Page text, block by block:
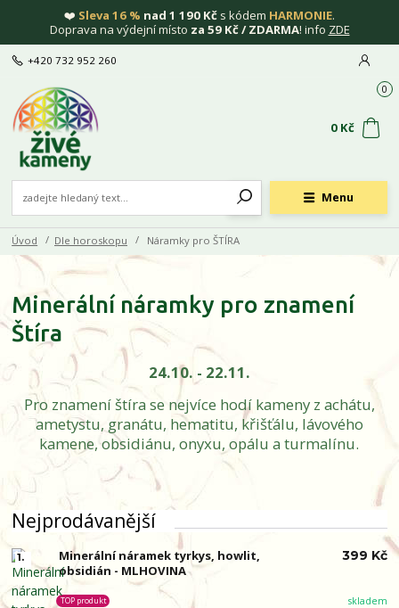
❤️ Sleva 16 % nad 1 190 Kč s kódem HARMONIE.
Doprava na výdejní místo za 59 Kč / ZDARMA! info ZDE
Menu
+420 732 952 260
0
0 Kč
Úvod Dle horoskopu Náramky pro ŠTÍRA
Minerální náramky pro znamení
Štíra
24.10. - 22.11.
Pro znamení štíra se nejvíce hodí kameny z achátu,
ametystu, granátu, hematitu, křišťálu, lávového
kamene, obsidiánu, onyxu, opálu a turmalínu.
Nejprodávanější
1.
Minerální náramek tyrkys, howlit,
obsidián - MLHOVINA
skladem
TOP produkt
399 Kč